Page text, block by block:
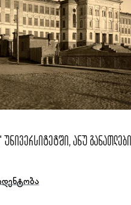
უნივერსიტეტში, ანუ